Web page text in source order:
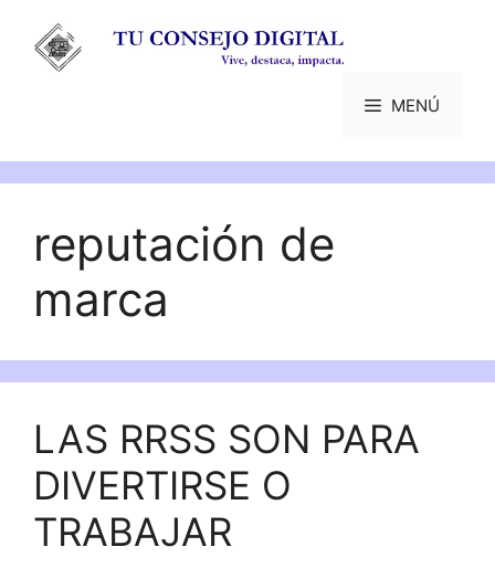
contenido
MENÚ
reputación de
marca
LAS RRSS SON PARA
DIVERTIRSE O
TRABAJAR